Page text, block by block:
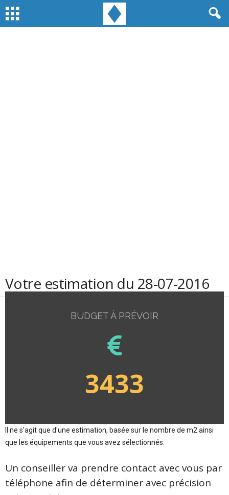
Votre estimation du 28-07-2016
BUDGET À PRÉVOIR
3433
Il ne s'agit que d'une estimation, basée sur le nombre de m2 ainsi
que les équipements que vous avez sélectionnés.
Un conseiller va prendre contact avec vous par
téléphone afin de déterminer avec précision